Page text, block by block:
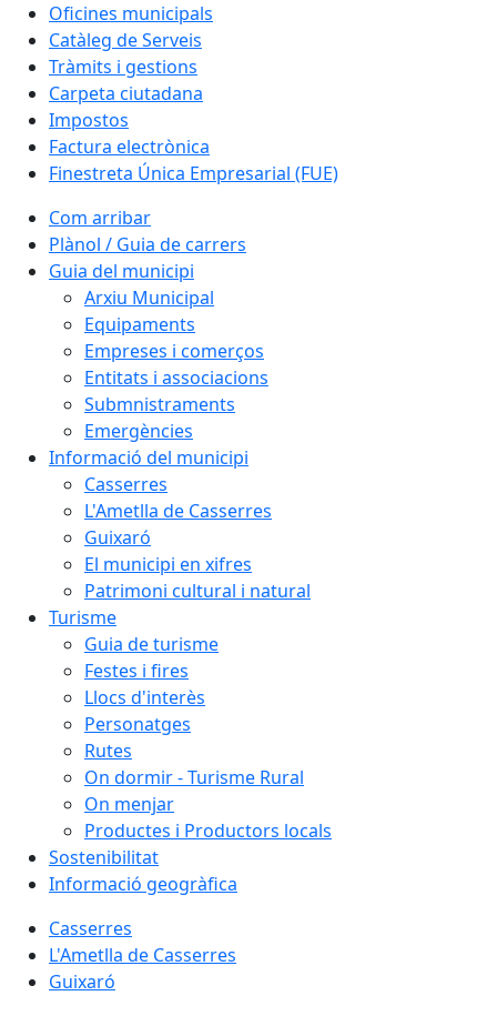
Oficines municipals
Catàleg de Serveis
Tràmits i gestions
Carpeta ciutadana
Impostos
Factura electrònica
Finestreta Única Empresarial (FUE)
Com arribar
Plànol / Guia de carrers
Guia del municipi
Arxiu Municipal
Equipaments
Empreses i comerços
Entitats i associacions
Submnistraments
Emergències
Informació del municipi
Casserres
L'Ametlla de Casserres
Guixaró
El municipi en xifres
Patrimoni cultural i natural
Turisme
Guia de turisme
Festes i fires
Llocs d'interès
Personatges
Rutes
On dormir - Turisme Rural
On menjar
Productes i Productors locals
Sostenibilitat
Informació geogràfica
Casserres
L'Ametlla de Casserres
Guixaró